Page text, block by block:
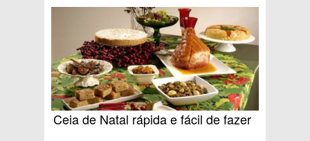
Ceia de Natal rápida e fácil de fazer